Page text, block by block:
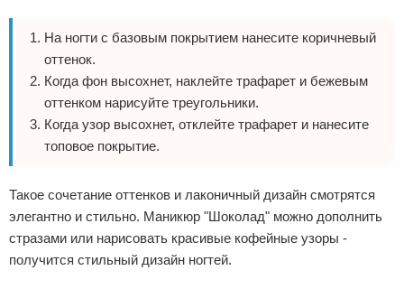
На ногти с базовым покрытием нанесите коричневый
оттенок.
Когда фон высохнет, наклейте трафарет и бежевым
оттенком нарисуйте треугольники.
Когда узор высохнет, отклейте трафарет и нанесите
топовое покрытие.
Такое сочетание оттенков и лаконичный дизайн смотрятся
элегантно и стильно. Маникюр "Шоколад" можно дополнить
стразами или нарисовать красивые кофейные узоры -
получится стильный дизайн ногтей.